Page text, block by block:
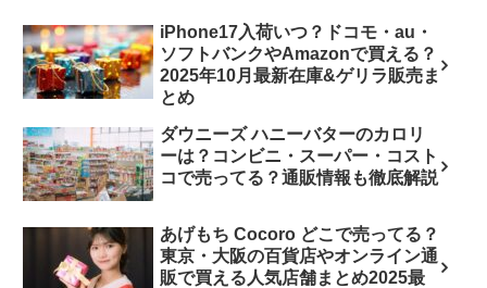
iPhone17入荷いつ？ドコモ・au・
ソフトバンクやAmazonで買える？
2025年10月最新在庫&ゲリラ販売ま
とめ
ダウニーズ ハニーバターのカロリ
ーは？コンビニ・スーパー・コスト
コで売ってる？通販情報も徹底解説
あげもち Cocoro どこで売ってる？
東京・大阪の百貨店やオンライン通
販で買える人気店舗まとめ2025最